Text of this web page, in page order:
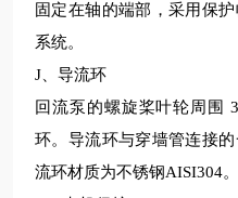
固定在轴的端部，采用保
系统。
J、导流环
回流泵的螺旋桨叶轮周围
环。导流环与穿墙管连接
流环材质为不锈钢AISI304。